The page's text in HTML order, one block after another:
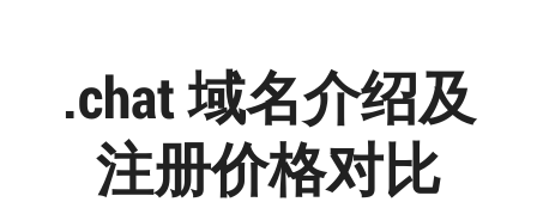
.chat 域名介绍及
注册价格对比